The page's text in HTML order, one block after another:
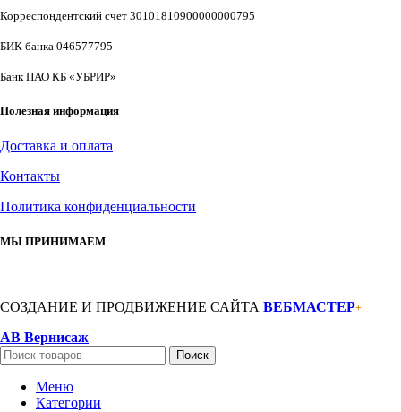
Корреспондентский счет 30101810900000000795
БИК банка 046577795
Банк ПАО КБ «УБРИР»
Полезная информация
Доставка и оплата
Контакты
Политика конфиденциальности
МЫ ПРИНИМАЕМ
СОЗДАНИЕ И ПРОДВИЖЕНИЕ САЙТА ВЕБМАСТЕР+
АВ Вернисаж
Поиск
Меню
Категории